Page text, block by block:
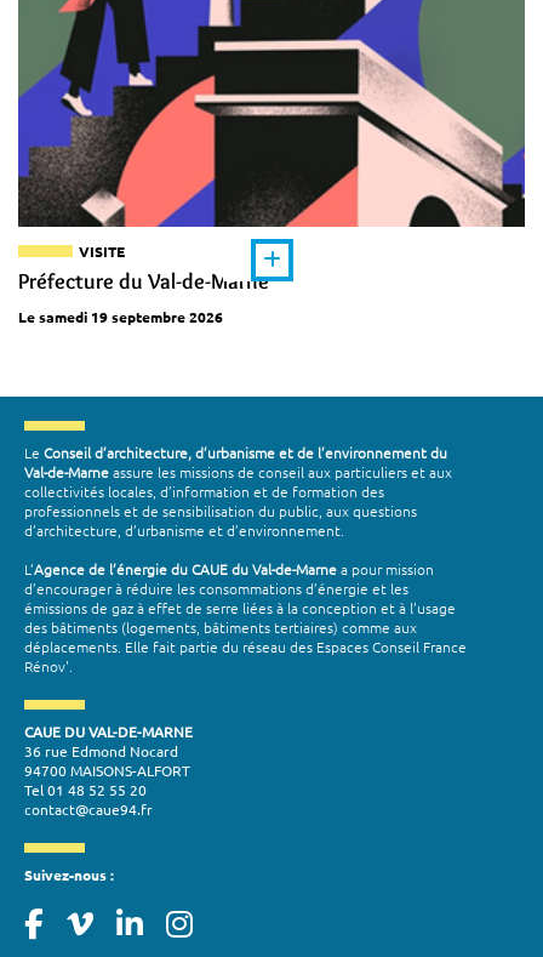
VISITE
Préfecture du Val-de-Marne
Le samedi 19 septembre 2026
Le Conseil d’architecture, d’urbanisme et de l’environnement du
Val-de-Marneassure les missions de conseil aux particuliers et aux
collectivités locales, d’information et de formation des
professionnels et de sensibilisation du public, aux questions
d’architecture, d’urbanisme et d’environnement.
L’Agence de l’énergie du CAUE du Val-de-Marnea pour mission
d’encourager à réduire les consommations d’énergie et les
émissions de gaz à effet de serre liées à la conception et à l’usage
des bâtiments (logements, bâtiments tertiaires) comme aux
déplacements. Elle fait partie du réseau des Espaces Conseil France
Rénov'.
CAUE DU VAL-DE-MARNE
36 rue Edmond Nocard
94700 MAISONS-ALFORT
Tel 01 48 52 55 20
contact@caue94.fr
Suivez-nous :